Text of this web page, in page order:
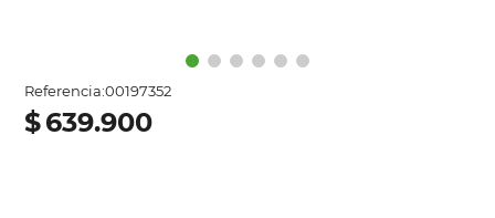
Referencia:00197352
$639.900